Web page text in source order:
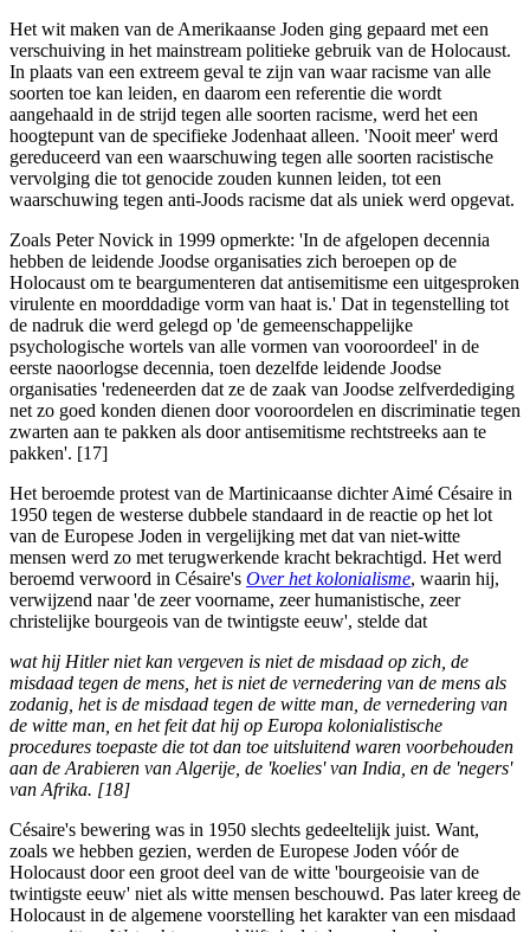
Het wit maken van de Amerikaanse Joden ging gepaard met een
verschuiving in het mainstream politieke gebruik van de Holocaust.
In plaats van een extreem geval te zijn van waar racisme van alle
soorten toe kan leiden, en daarom een referentie die wordt
aangehaald in de strijd tegen alle soorten racisme, werd het een
hoogtepunt van de specifieke Jodenhaat alleen. 'Nooit meer' werd
gereduceerd van een waarschuwing tegen alle soorten racistische
vervolging die tot genocide zouden kunnen leiden, tot een
waarschuwing tegen anti-Joods racisme dat als uniek werd opgevat.
Zoals Peter Novick in 1999 opmerkte: 'In de afgelopen decennia
hebben de leidende Joodse organisaties zich beroepen op de
Holocaust om te beargumenteren dat antisemitisme een uitgesproken
virulente en moorddadige vorm van haat is.' Dat in tegenstelling tot
de nadruk die werd gelegd op 'de gemeenschappelijke
psychologische wortels van alle vormen van vooroordeel' in de
eerste naoorlogse decennia, toen dezelfde leidende Joodse
organisaties 'redeneerden dat ze de zaak van Joodse zelfverdediging
net zo goed konden dienen door vooroordelen en discriminatie tegen
zwarten aan te pakken als door antisemitisme rechtstreeks aan te
pakken'. [17]
Het beroemde protest van de Martinicaanse dichter Aimé Césaire in
1950 tegen de westerse dubbele standaard in de reactie op het lot
van de Europese Joden in vergelijking met dat van niet-witte
mensen werd zo met terugwerkende kracht bekrachtigd. Het werd
beroemd verwoord in Césaire's Over het kolonialisme, waarin hij,
verwijzend naar 'de zeer voorname, zeer humanistische, zeer
christelijke bourgeois van de twintigste eeuw', stelde dat
wat hij Hitler niet kan vergeven is niet de misdaad op zich, de
misdaad tegen de mens, het is niet de vernedering van de mens als
zodanig, het is de misdaad tegen de witte man, de vernedering van
de witte man, en het feit dat hij op Europa kolonialistische
procedures toepaste die tot dan toe uitsluitend waren voorbehouden
aan de Arabieren van Algerije, de 'koelies' van India, en de 'negers'
van Afrika. [18]
Césaire's bewering was in 1950 slechts gedeeltelijk juist. Want,
zoals we hebben gezien, werden de Europese Joden vóór de
Holocaust door een groot deel van de witte 'bourgeoisie van de
twintigste eeuw' niet als witte mensen beschouwd. Pas later kreeg de
Holocaust in de algemene voorstelling het karakter van een misdaad